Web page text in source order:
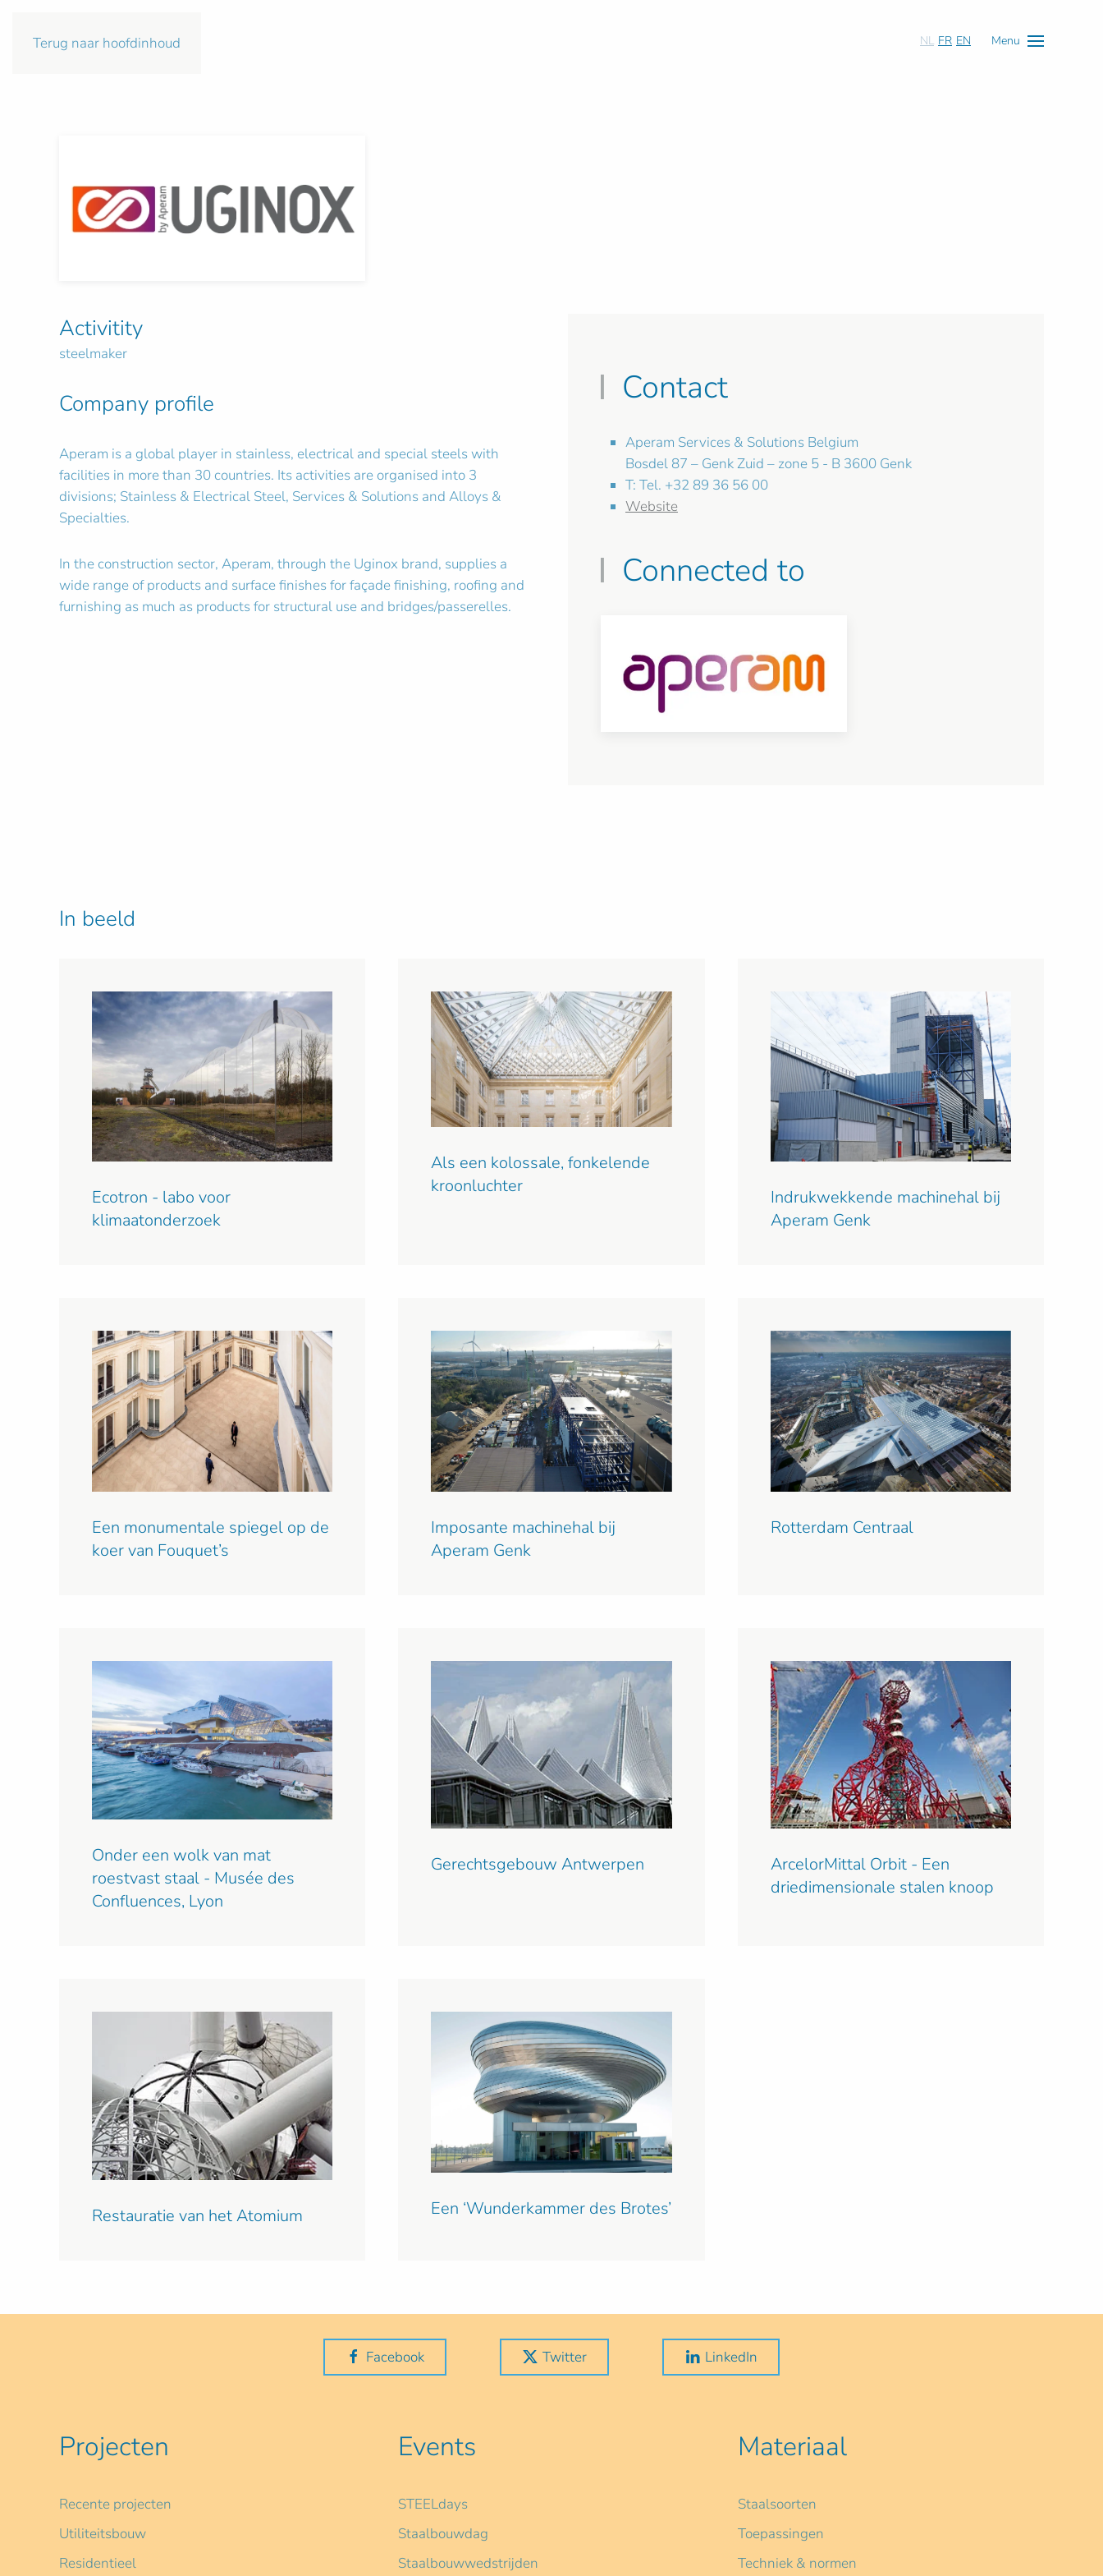
Terug naar hoofdinhoud NL FR EN Menu
Activitity
steelmaker
Company profile
Aperam is a global player in stainless, electrical and special steels with
facilities in more than 30 countries. Its activities are organised into 3
divisions; Stainless & Electrical Steel, Services & Solutions and Alloys &
Specialties.
In the construction sector, Aperam, through the Uginox brand, supplies a
wide range of products and surface finishes for façade finishing, roofing and
furnishing as much as products for structural use and bridges/passerelles.
Contact
Aperam Services & Solutions Belgium
Bosdel 87 – Genk Zuid – zone 5 - B 3600 Genk
T: Tel. +32 89 36 56 00
Website
Connected to
In beeld
Ecotron - labo voor
klimaatonderzoek
Als een kolossale, fonkelende
kroonluchter
Indrukwekkende machinehal bij
Aperam Genk
Een monumentale spiegel op de
koer van Fouquet’s
Imposante machinehal bij
Aperam Genk
Rotterdam Centraal
Onder een wolk van mat
roestvast staal - Musée des
Confluences, Lyon
Gerechtsgebouw Antwerpen
ArcelorMittal Orbit - Een
driedimensionale stalen knoop
Restauratie van het Atomium Een ‘Wunderkammer des Brotes’
Facebook Twitter LinkedIn
Projecten
Recente projecten
Utiliteitsbouw
Residentieel
Events
STEELdays
Staalbouwdag
Staalbouwwedstrijden
Materiaal
Staalsoorten
Toepassingen
Techniek & normen